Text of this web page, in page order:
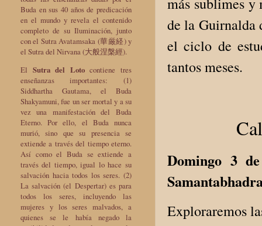
de la Guirnalda
el ciclo de
tantos meses.
Domingo 3
Exploraremos
Buda en sus 40 años de predicación
en el mundo y revela el contenido
completo de su Iluminación, junto
con el Sutra Avatamsaka (華厳経) y
el Sutra del Nirvana (大般涅槃經).
El Sutra del Lotocontiene tres
enseñanzas importantes: (1)
Siddhartha Gautama, el Buda
Shakyamuni, fue un ser mortal y a su
vez una manifestación del Buda
Eterno. Por ello, el Buda nunca
murió, sino que su presencia se
extiende a través del tiempo eterno.
Así como el Buda se extiende a
través del tiempo, igual lo hace su
salvación hacia todos los seres. (2)
La salvación (el Despertar) es para
todos los seres, incluyendo las
mujeres y los seres malvados, a
quienes se le había negado la